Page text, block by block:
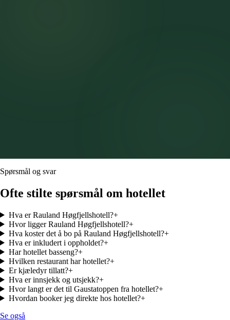
Spørsmål og svar
Ofte stilte spørsmål om hotellet
Hva er Rauland Høgfjellshotell?+
Hvor ligger Rauland Høgfjellshotell?+
Hva koster det å bo på Rauland Høgfjellshotell?+
Hva er inkludert i oppholdet?+
Har hotellet basseng?+
Hvilken restaurant har hotellet?+
Er kjæledyr tillatt?+
Hva er innsjekk og utsjekk?+
Hvor langt er det til Gaustatoppen fra hotellet?+
Hvordan booker jeg direkte hos hotellet?+
Se også